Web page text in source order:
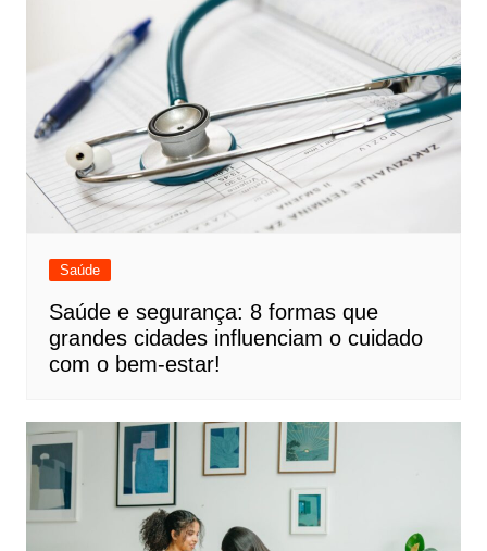
Saúde
Saúde e segurança: 8 formas que
grandes cidades influenciam o cuidado
com o bem-estar!